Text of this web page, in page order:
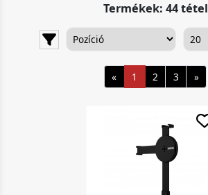
Termékek: 44 tétel
« 1 2 3 »